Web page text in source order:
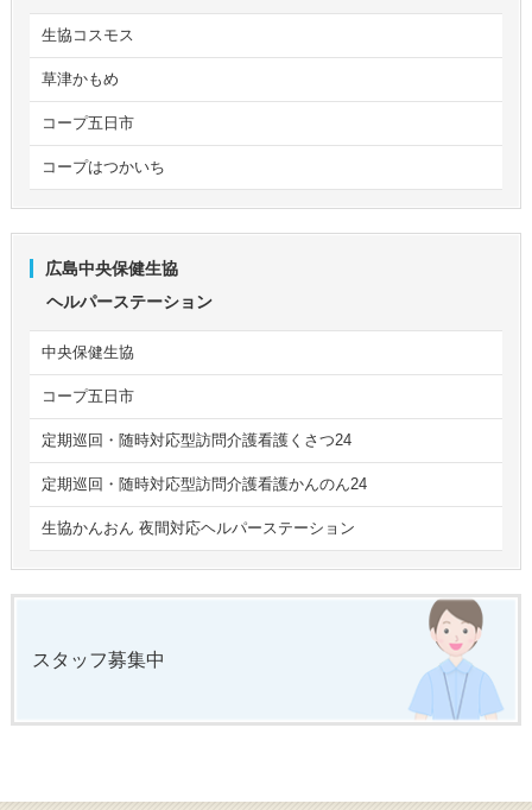
生協コスモス
草津かもめ
コープ五日市
コープはつかいち
広島中央保健生協
ヘルパーステーション
中央保健生協
コープ五日市
定期巡回・随時対応型訪問介護看護くさつ24
定期巡回・随時対応型訪問介護看護かんのん24
生協かんおん 夜間対応ヘルパーステーション
スタッフ募集中